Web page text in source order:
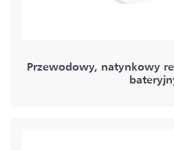
Przewodowy, natynkowy